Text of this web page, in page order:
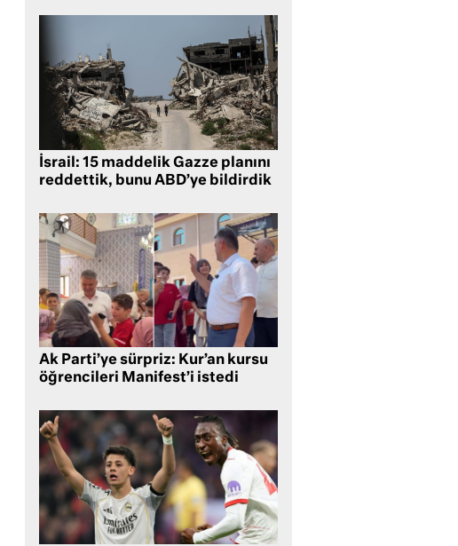
İsrail: 15 maddelik Gazze planını
reddettik, bunu ABD’ye bildirdik
Ak Parti’ye sürpriz: Kur’an kursu
öğrencileri Manifest’i istedi